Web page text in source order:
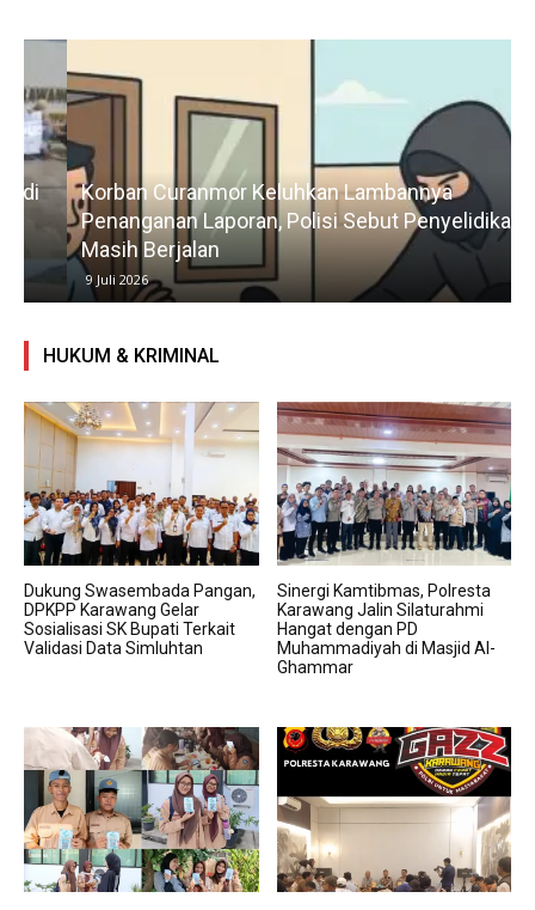
Korban Curanmor Keluhkan Lambannya
Penanganan Laporan, Polisi Sebut Penyelidikan
Masih Berjalan
9 Juli 2026
HUKUM & KRIMINAL
Dukung Swasembada Pangan,
DPKPP Karawang Gelar
Sosialisasi SK Bupati Terkait
Validasi Data Simluhtan
Sinergi Kamtibmas, Polresta
Karawang Jalin Silaturahmi
Hangat dengan PD
Muhammadiyah di Masjid Al-
Ghammar